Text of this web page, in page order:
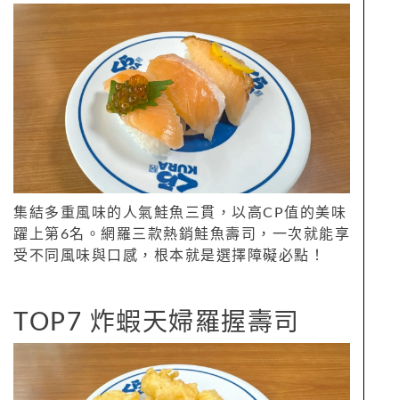
集結多重風味的人氣鮭魚三貫，以高CP值的美味
躍上第6名。網羅三款熱銷鮭魚壽司，一次就能享
受不同風味與口感，根本就是選擇障礙必點！
TOP7 炸蝦天婦羅握壽司